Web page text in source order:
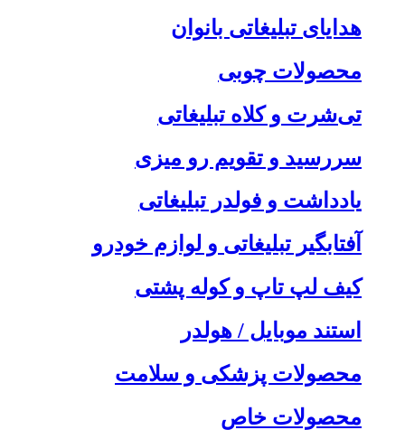
هدایای تبلیغاتی بانوان
محصولات چوبی
تی‌شرت و کلاه تبلیغاتی
سررسید و تقویم رو میزی
یادداشت و فولدر تبلیغاتی
آفتابگیر تبلیغاتی و لوازم خودرو
کیف لپ تاپ و کوله پشتی
استند موبایل / هولدر
محصولات پزشکی و سلامت
محصولات خاص